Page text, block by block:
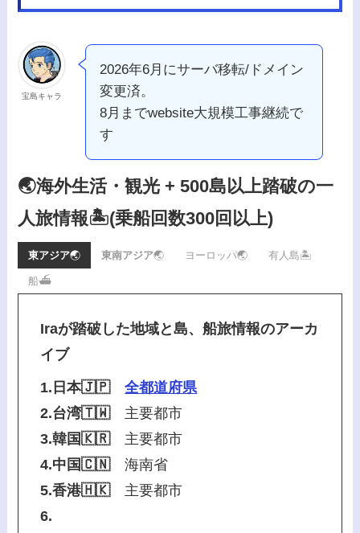
宝島キャラ
2026年6月にサーバ移転/ドメイン
変更済。
8月までwebsite大規模工事継続で
す
🌏海外生活・観光 + 500島以上踏破の一
人旅情報🏝️(乗船回数300回以上)
東アジア🌏 東南アジア🌏 ヨーロッパ🌏 有人島🏝️
船⛴️
Iraが踏破した地域と島、船旅情報のアーカ
イブ
1.日本🇯🇵
全都道府県
2.台湾🇹🇼主要都市
3.韓国🇰🇷主要都市
4.中国🇨🇳海南省
5.香港🇭🇰主要都市
6.